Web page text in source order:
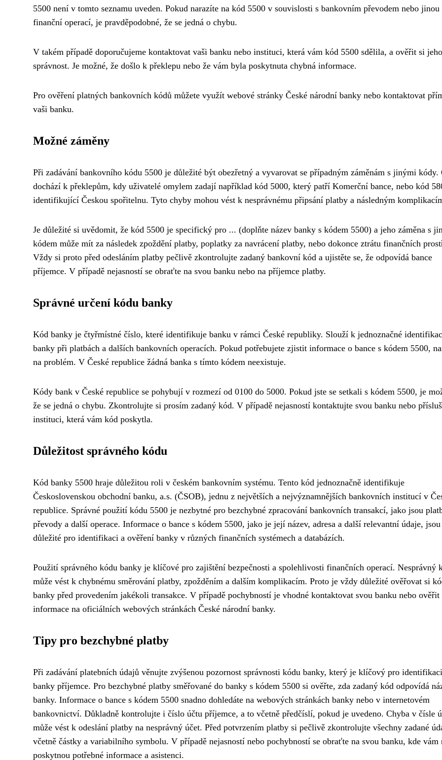
5500 není v tomto seznamu uveden. Pokud narazíte na kód 5500 v souvislosti s bankovním převodem nebo jinou
finanční operací, je pravděpodobné, že se jedná o chybu.
V takém případě doporučujeme kontaktovat vaši banku nebo instituci, která vám kód 5500 sdělila, a ověřit si jeho
správnost. Je možné, že došlo k překlepu nebo že vám byla poskytnuta chybná informace.
Pro ověření platných bankovních kódů můžete využít webové stránky České národní banky nebo kontaktovat
vaši banku.
Možné záměny
Při zadávání bankovního kódu 5500 je důležité být obezřetný a vyvarovat se případným záměnám s jinými kódy.
dochází k překlepům, kdy uživatelé omylem zadají například kód 5000, který patří Komerční bance, nebo kód
identifikující Českou spořitelnu. Tyto chyby mohou vést k nesprávnému připsání platby a následným
Je důležité si uvědomit, že kód 5500 je specifický pro ... (doplňte název banky s kódem 5500) a jeho záměna s
kódem může mít za následek zpoždění platby, poplatky za navrácení platby, nebo dokonce ztrátu finančních
Vždy si proto před odesláním platby pečlivě zkontrolujte zadaný bankovní kód a ujistěte se, že odpovídá bance
příjemce. V případě nejasností se obraťte na svou banku nebo na příjemce platby.
Správné určení kódu banky
Kód banky je čtyřmístné číslo, které identifikuje banku v rámci České republiky. Slouží k jednoznačné
banky při platbách a dalších bankovních operacích. Pokud potřebujete zjistit informace o bance s kódem 5500,
na problém. V České republice žádná banka s tímto kódem neexistuje.
Kódy bank v České republice se pohybují v rozmezí od 0100 do 5000. Pokud jste se setkali s kódem 5500, je
že se jedná o chybu. Zkontrolujte si prosím zadaný kód. V případě nejasností kontaktujte svou banku nebo
instituci, která vám kód poskytla.
Důležitost správného kódu
Kód banky 5500 hraje důležitou roli v českém bankovním systému. Tento kód jednoznačně identifikuje
Československou obchodní banku, a.s. (ČSOB), jednu z největších a nejvýznamnějších bankovních institucí v
republice. Správné použití kódu 5500 je nezbytné pro bezchybné zpracování bankovních transakcí, jako jsou
převody a další operace. Informace o bance s kódem 5500, jako je její název, adresa a další relevantní údaje, jsou
důležité pro identifikaci a ověření banky v různých finančních systémech a databázích.
Použití správného kódu banky je klíčové pro zajištění bezpečnosti a spolehlivosti finančních operací. Nesprávný
může vést k chybnému směrování platby, zpožděním a dalším komplikacím. Proto je vždy důležité ověřovat si
banky před provedením jakékoli transakce. V případě pochybností je vhodné kontaktovat svou banku nebo ověřit
informace na oficiálních webových stránkách České národní banky.
Tipy pro bezchybné platby
Při zadávání platebních údajů věnujte zvýšenou pozornost správnosti kódu banky, který je klíčový pro identifikaci
banky příjemce. Pro bezchybné platby směřované do banky s kódem 5500 si ověřte, zda zadaný kód odpovídá
banky. Informace o bance s kódem 5500 snadno dohledáte na webových stránkách banky nebo v internetovém
bankovnictví. Důkladně kontrolujte i číslo účtu příjemce, a to včetně předčíslí, pokud je uvedeno. Chyba v čísle
může vést k odeslání platby na nesprávný účet. Před potvrzením platby si pečlivě zkontrolujte všechny zadané
včetně částky a variabilního symbolu. V případě nejasností nebo pochybností se obraťte na svou banku, kde vám
poskytnou potřebné informace a asistenci.